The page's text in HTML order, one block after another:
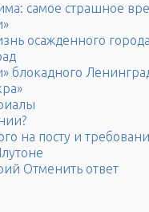
самое страшное
осажденного города
блокадного
на посту и
Отменить ответ